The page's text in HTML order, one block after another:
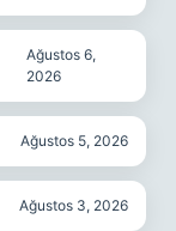
Ağustos 6,
2026
Ağustos 5, 2026
Ağustos 3, 2026